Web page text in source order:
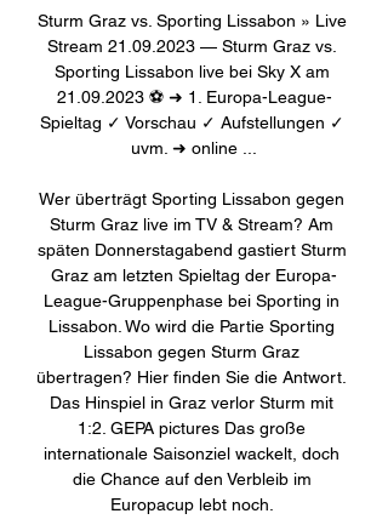
Sturm Graz vs. Sporting Lissabon » Live
Stream 21.09.2023 — Sturm Graz vs.
Sporting Lissabon live bei Sky X am
21.09.2023 ⚽ ➜ 1. Europa-League-
Spieltag ✓ Vorschau ✓ Aufstellungen ✓
uvm. ➜ online ...
Wer überträgt Sporting Lissabon gegen
Sturm Graz live im TV & Stream? Am
späten Donnerstagabend gastiert Sturm
Graz am letzten Spieltag der Europa-
League-Gruppenphase bei Sporting in
Lissabon. Wo wird die Partie Sporting
Lissabon gegen Sturm Graz
übertragen? Hier finden Sie die Antwort.
Das Hinspiel in Graz verlor Sturm mit
1:2. GEPA pictures Das große
internationale Saisonziel wackelt, doch
die Chance auf den Verbleib im
Europacup lebt noch.